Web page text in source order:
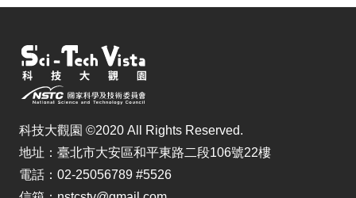
科技大觀園 ©2020 All Rights Reserved.
地址：臺北市大安區和平東路二段106號22樓
電話：02-25056789 #5526